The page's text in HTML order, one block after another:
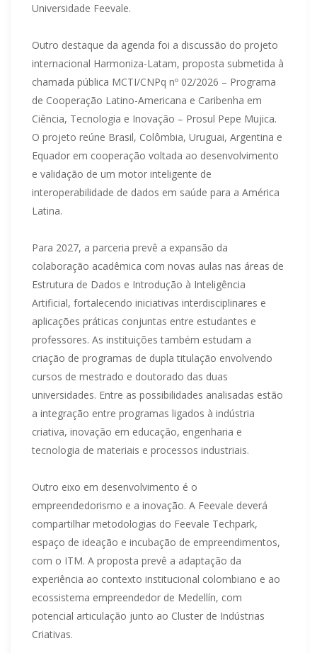
Universidade Feevale.
Outro destaque da agenda foi a discussão do projeto
internacional Harmoniza-Latam, proposta submetida à
chamada pública MCTI/CNPq nº 02/2026 – Programa
de Cooperação Latino-Americana e Caribenha em
Ciência, Tecnologia e Inovação – Prosul Pepe Mujica.
O projeto reúne Brasil, Colômbia, Uruguai, Argentina e
Equador em cooperação voltada ao desenvolvimento
e validação de um motor inteligente de
interoperabilidade de dados em saúde para a América
Latina.
Para 2027, a parceria prevê a expansão da
colaboração acadêmica com novas aulas nas áreas de
Estrutura de Dados e Introdução à Inteligência
Artificial, fortalecendo iniciativas interdisciplinares e
aplicações práticas conjuntas entre estudantes e
professores. As instituições também estudam a
criação de programas de dupla titulação envolvendo
cursos de mestrado e doutorado das duas
universidades. Entre as possibilidades analisadas estão
a integração entre programas ligados à indústria
criativa, inovação em educação, engenharia e
tecnologia de materiais e processos industriais.
Outro eixo em desenvolvimento é o
empreendedorismo e a inovação. A Feevale deverá
compartilhar metodologias do Feevale Techpark,
espaço de ideação e incubação de empreendimentos,
com o ITM. A proposta prevê a adaptação da
experiência ao contexto institucional colombiano e ao
ecossistema empreendedor de Medellín, com
potencial articulação junto ao Cluster de Indústrias
Criativas.